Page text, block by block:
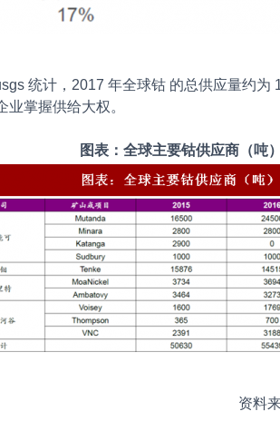
统计，2017 年全球钴 的总供应量约为
掌握供给大权。
图表：全球主要钴供应商（吨）
资料来